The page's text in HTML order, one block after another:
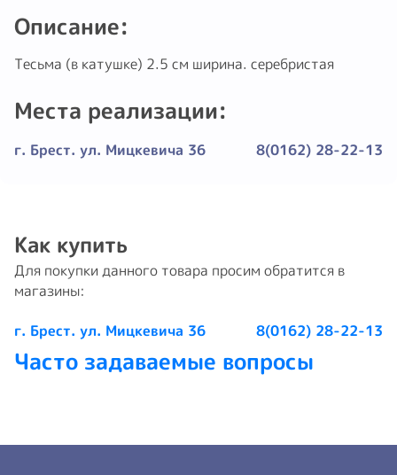
Описание:
Тесьма (в катушке) 2.5 см ширина. серебристая
Места реализации:
г. Брест. ул. Мицкевича 36 8(0162) 28-22-13
Как купить
Для покупки данного товара просим обратится в
магазины:
г. Брест. ул. Мицкевича 36 8(0162) 28-22-13
Часто задаваемые вопросы